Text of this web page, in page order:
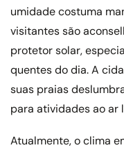
umidade costuma
visitantes são
protetor solar,
quentes do dia. A
suas praias
para atividades ao ar
Atualmente, o clima